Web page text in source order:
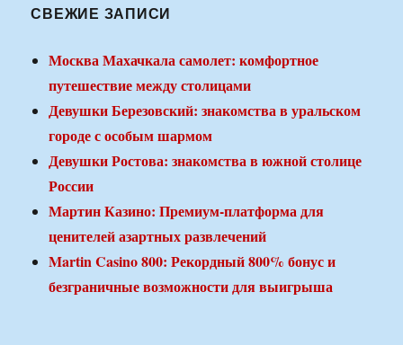
СВЕЖИЕ ЗАПИСИ
Москва Махачкала самолет: комфортное
путешествие между столицами
Девушки Березовский: знакомства в уральском
городе с особым шармом
Девушки Ростова: знакомства в южной столице
России
Мартин Казино: Премиум-платформа для
ценителей азартных развлечений
Martin Casino 800: Рекордный 800% бонус и
безграничные возможности для выигрыша